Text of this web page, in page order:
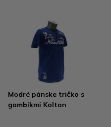
Modré pánske tričko s
gombíkmi Kolton